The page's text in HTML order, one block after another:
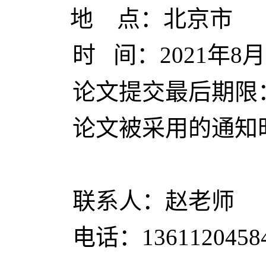
地
点：北京市
时
间：2021年8
论文提交最后期限
论文被采用的通知
联系人：赵老师
电话：